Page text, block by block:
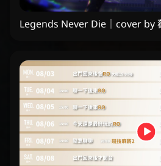
Legends Never Die｜cover by